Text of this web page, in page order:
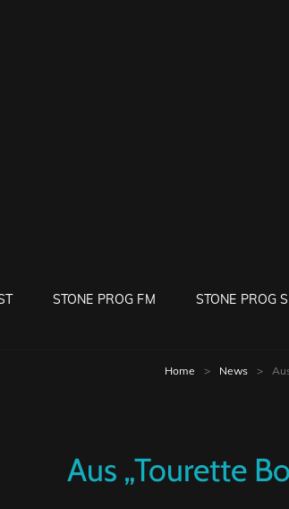
STONE PROG FM STONE PROG
Home > News >
Aus „Tourette